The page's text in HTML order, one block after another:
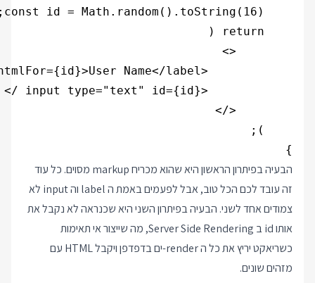
}
הבעיה בפיתרון הראשון היא שהוא מכריח markup מסוים. כל עוד
זה עובד לכם הכל טוב, אבל לפעמים באמת ה label וה input לא
צמודים אחד לשני. הבעיה בפיתרון השני היא שכנראה לא נקבל את
אותו id ב Server Side Rendering, מה שייצור אי תאימות
כשריאקט יריץ את כל ה render-ים בדפדפן ויקבל HTML עם
מזהים שונים.